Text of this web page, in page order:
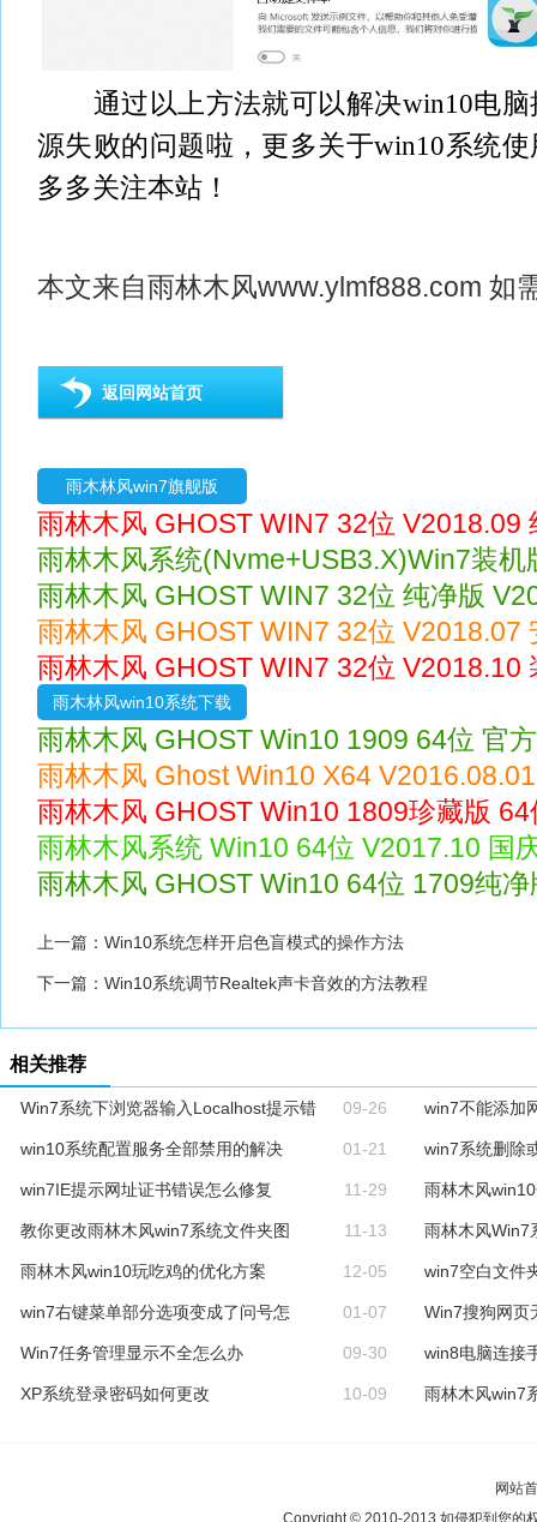
通过以上方法就可以解决win10电脑
源失败的问题啦，更多关于win10系统
多多关注本站！
本文来自雨林木风www.ylmf888.com 如
返回网站首页
雨木林风win7旗舰版
雨林木风 GHOST WIN7 32位 V2018.09
雨林木风系统(Nvme+USB3.X)Win7装机
雨林木风 GHOST WIN7 32位 纯净版
雨林木风 GHOST WIN7 32位 V2018.07
雨林木风 GHOST WIN7 32位 V2018.10
雨木林风win10系统下载
雨林木风 GHOST Win10 1909 64位 官
雨林木风 Ghost Win10 X64
雨林木风 GHOST Win10 1809珍藏版
雨林木风系统 Win10 64位 V2017.10 国
雨林木风 GHOST Win10 64位 1709纯
上一篇： Win10系统怎样开启色盲模式的操作方法
下一篇： Win10系统调节Realtek声卡音效的方法教程
相关推荐
Win7系统下浏览器输入Localhost提示错 09-26 win7不能添加
win10系统配置服务全部禁用的解决 01-21 win7系统删除
win7IE提示网址证书错误怎么修复 11-29 雨林木风
教你更改雨林木风win7系统文件夹图 11-13 雨林木风Win7
雨林木风win10玩吃鸡的优化方案 12-05 win7空白文件
win7右键菜单部分选项变成了问号怎 01-07 Win7搜狗网页
Win7任务管理显示不全怎么办 09-30 win8电脑连接
XP系统登录密码如何更改 10-09 雨林木风win7
网站
Copyright © 2010-2013 如侵犯到您的